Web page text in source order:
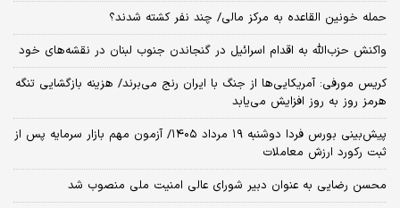
حمله خونین القاعده به مرکز مالی/ چند نفر کشته شدند؟
واکنش حزب‌الله به اقدام اسرائیل در گنجاندن جنوب لبنان در نقشه‌های خود
کریس مورفی: آمریکایی‌ها از جنگ با ایران رنج می‌برند/ هزینه بازگشایی تنگه
هرمز روز به روز افزایش می‌یابد
​پیش‌بینی بورس فردا دوشنبه ۱۹ مرداد ۱۴۰۵/ آزمون مهم بازار سرمایه پس از
ثبت رکورد ارزش معاملات
محسن رضایی به عنوان دبیر شورای عالی امنیت ملی منصوب شد